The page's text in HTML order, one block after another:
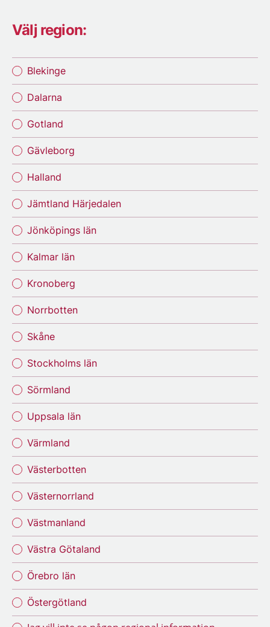
Välj region:
Blekinge
Dalarna
Gotland
Gävleborg
Halland
Jämtland Härjedalen
Jönköpings län
Kalmar län
Kronoberg
Norrbotten
Skåne
Stockholms län
Sörmland
Uppsala län
Värmland
Västerbotten
Västernorrland
Västmanland
Västra Götaland
Örebro län
Östergötland